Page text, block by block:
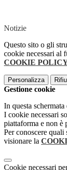
Notizie
Questo sito o gli
cookie necessari al
COOKIE
Personalizza
Gestione cookie
In questa
I cookie necessari
piattaforma e non è
Per conoscere
visionare la
Cookie necessari